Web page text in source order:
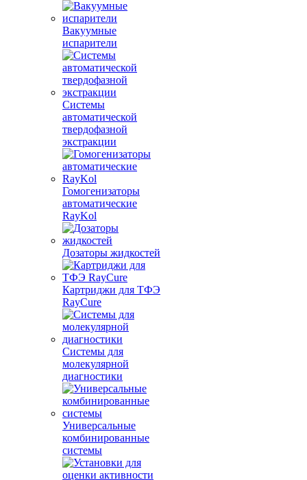
Вакуумные
испарители
Системы
автоматической
твердофазной
экстракции
Гомогенизаторы
автоматические
RayKol
Дозаторы жидкостей
Картриджи для ТФЭ
RayCure
Системы для
молекулярной
диагностики
Универсальные
комбинированные
системы